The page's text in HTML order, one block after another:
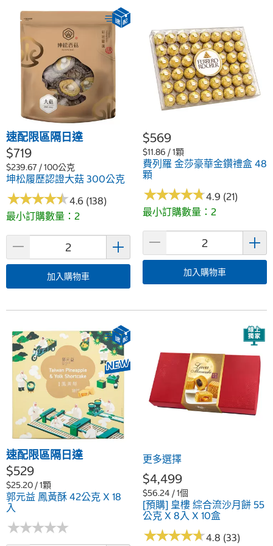
速配限區隔日達
$719
$239.67 / 100公克
坤松履歷認證大菇 300公克
★★★★★
★★★★★4.6 (138)
最小訂購數量：2
加入購物車
$569
$11.86 / 1顆
費列羅 金莎豪華金鑽禮盒 48
顆
★★★★★
★★★★★4.9 (21)
最小訂購數量：2
加入購物車
速配限區隔日達
$529
$25.20 / 1顆
郭元益 鳳黃酥 42公克 X 18
入
★★★★★
★★★★★
更多選擇
$4,499
$56.24 / 1個
[預購] 皇樓 綜合流沙月餅 55
公克 X 8入 X 10盒
★★★★★
★★★★★4.8 (33)